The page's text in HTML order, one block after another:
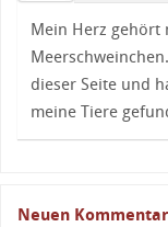
Mein Herz gehört
dieser Seite und
meine Tiere
Neuen